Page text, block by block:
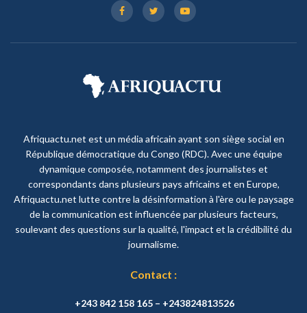
Afriquactu.net est un média africain ayant son siège social en
République démocratique du Congo (RDC). Avec une équipe
dynamique composée, notamment des journalistes et
correspondants dans plusieurs pays africains et en Europe,
Afriquactu.net lutte contre la désinformation à l'ère ou le paysage
de la communication est influencée par plusieurs facteurs,
soulevant des questions sur la qualité, l'impact et la crédibilité du
journalisme.
Contact :
+243 842 158 165 – +243824813526